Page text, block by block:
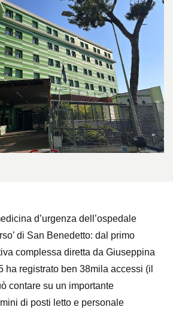
d’urgenza dell’ospedale
di San Benedetto: dal primo
complessa diretta da Giuseppina
ha registrato ben 38mila accessi (il
contare su un importante
di posti letto e personale